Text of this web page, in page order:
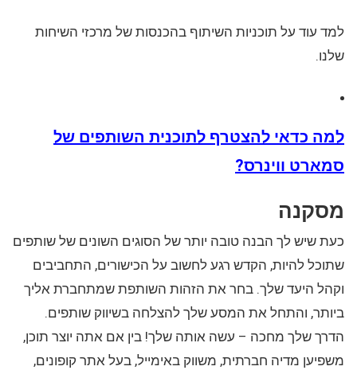
למד עוד על תוכניות השיתוף בהכנסות של מרכזי השיחות
שלנו.
למה כדאי להצטרף לתוכנית השותפים של
סמארט ווינרס?
מסקנה
כעת שיש לך הבנה טובה יותר של הסוגים השונים של שותפים
שתוכל להיות, הקדש רגע לחשוב על הכישורים, התחביבים
וקהל היעד שלך. בחר את הזהות השותפת שמתחברת אליך
ביותר, והתחל את המסע שלך להצלחה בשיווק שותפים.
הדרך שלך מחכה – עשה אותה שלך! בין אם אתה יוצר תוכן,
משפיען מדיה חברתית, משווק באימייל, בעל אתר קופונים,